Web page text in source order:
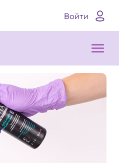
Войти